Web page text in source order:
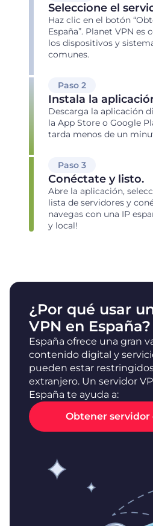
Seleccione el
Haz clic en el botón
España”. Planet VPN
los dispositivos y
comunes.
Paso 2
Instala la
Descarga la aplicación
la App Store o Google
tarda menos de un
Paso 3
Conéctate y listo.
Abre la aplicación,
lista de servidores y
navegas con una IP
y local!
¿Por qué usar
VPN en España?
España ofrece una gran
contenido digital y
pueden estar
extranjero. Un servidor
España te ayuda a:
Obtener servidor